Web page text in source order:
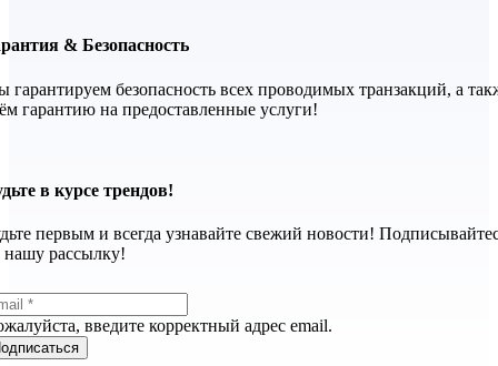
& Безопасность
гарантируем безопасность всех проводимых транзакций, а
гарантию на предоставленные услуги!
в курсе трендов!
первым и всегда узнавайте свежий новости!
нашу рассылку!
введите корректный адрес email.